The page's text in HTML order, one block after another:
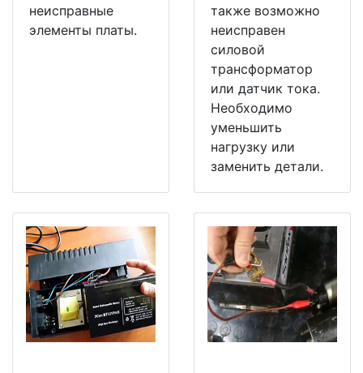
неисправные
элементы платы.
также возможно
неисправен
силовой
трансформатор
или датчик тока.
Необходимо
уменьшить
нагрузку или
заменить детали.